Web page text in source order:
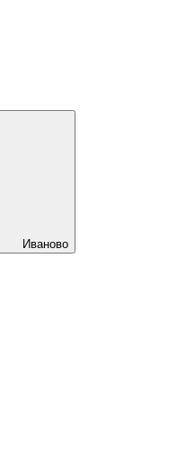
Иваново